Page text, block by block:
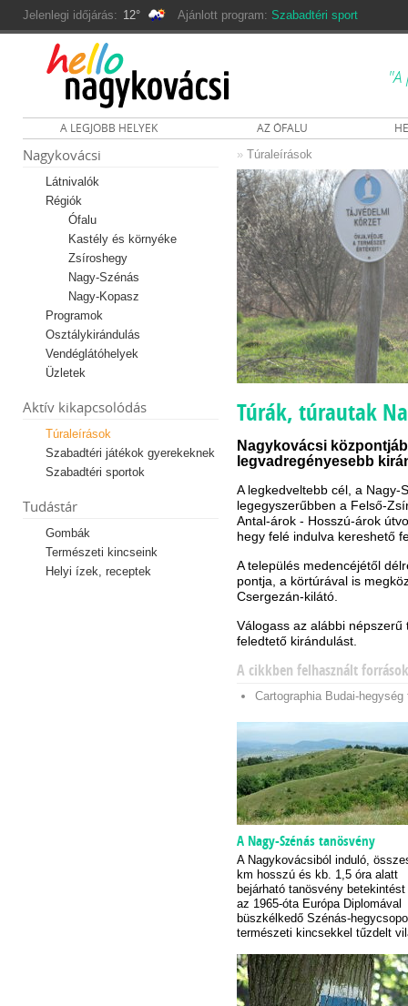
Jelenlegi időjárás: 12° Ajánlott program: Szabadtéri sport
A LEGJOBB HELYEK AZ ÓFALU
Nagykovácsi
Látnivalók
Régiók
Ófalu
Kastély és környéke
Zsíroshegy
Nagy-Szénás
Nagy-Kopasz
Programok
Osztálykirándulás
Vendéglátóhelyek
Üzletek
Aktív kikapcsolódás
Túraleírások
Szabadtéri játékok gyerekeknek
Szabadtéri sportok
Tudástár
Gombák
Természeti kincseink
Helyi ízek, receptek
» Túraleírások
Túrák, túrautak
Nagykovácsi
legvadregényesebb
A legkedveltebb cél, a Nagy-
legegyszerűbben a Felső-
Antal-árok - Hosszú-árok
hegy felé indulva kereshető
A település medencéjétől
pontja, a körtúrával is
Csergezán-kilátó.
Válogass az alábbi
feledtető kirándulást.
A cikkben felhasznált források
Cartographia Budai-
A Nagy-Szénás tanösvény
A Nagykovácsiból induló,
km hosszú és kb. 1,5 óra alatt
bejárható tanösvény
az 1965-óta Európa Diplomával
büszkélkedő Szénás-
természeti kincsekkel tűzdelt